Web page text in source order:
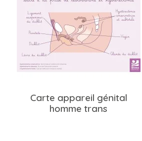
Carte appareil génital
homme trans